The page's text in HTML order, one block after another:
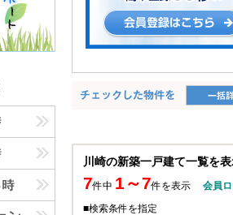
川崎の新築一戸建て一覧を
7件中 1～7件を表示
会員
■検索条件を指定